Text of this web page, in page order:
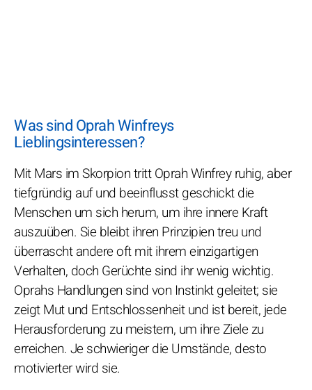
Was sind Oprah Winfreys
Lieblingsinteressen?
Mit Mars im Skorpion tritt Oprah Winfrey ruhig, aber
tiefgründig auf und beeinflusst geschickt die
Menschen um sich herum, um ihre innere Kraft
auszuüben. Sie bleibt ihren Prinzipien treu und
überrascht andere oft mit ihrem einzigartigen
Verhalten, doch Gerüchte sind ihr wenig wichtig.
Oprahs Handlungen sind von Instinkt geleitet; sie
zeigt Mut und Entschlossenheit und ist bereit, jede
Herausforderung zu meistern, um ihre Ziele zu
erreichen. Je schwieriger die Umstände, desto
motivierter wird sie.